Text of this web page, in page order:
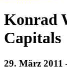
Konrad
Capitals
29. März 2011